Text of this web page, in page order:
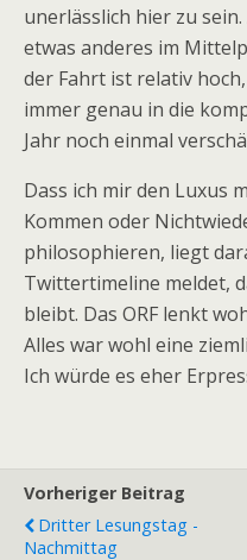
unerlässlich hier zu
etwas anderes im
der Fahrt ist relativ
immer genau in die
Jahr noch einmal
Dass ich mir den Luxus
Kommen oder
philosophieren, liegt
Twittertimeline meldet,
bleibt. Das ORF lenkt
Alles war wohl eine
Ich würde es eher
Vorheriger Beitrag
Dritter Lesungstag -
Nachmittag